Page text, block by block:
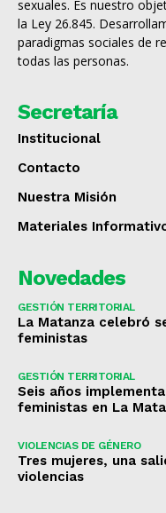
sexuales. Es nuestro
la Ley 26.845.
paradigmas sociales de
todas las personas.
Secretaría
Institucional
Contacto
Nuestra Misión
Materiales
Novedades
GESTIÓN TERRITORIAL
La Matanza celebró
feministas
GESTIÓN TERRITORIAL
Seis años
feministas en La
VIOLENCIAS DE GÉNERO
Tres mujeres, una
violencias